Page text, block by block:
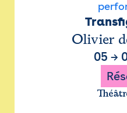
Olivier
05 →